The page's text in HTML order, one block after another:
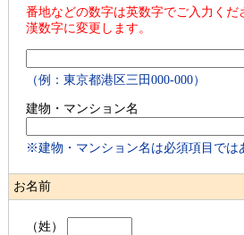
番地などの数字は英数字でご入力くだ
漢数字に変更します。
（例：東京都港区三田000-000）
建物・マンション名
※建物・マンション名は必須項目では
お名前
（姓）